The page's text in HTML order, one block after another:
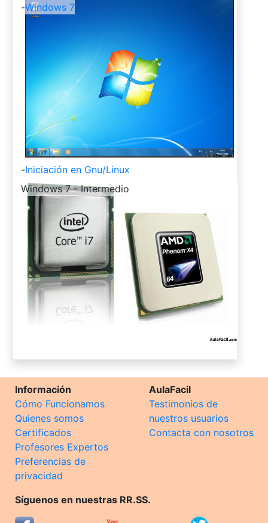
-Windows 7
-Iniciación en Gnu/Linux
-
Windows 7 - Intermedio
Información
Cómo Funcionamos
Quienes somos
Certificados
Profesores Expertos
Preferencias de
privacidad
AulaFacil
Testimonios de
nuestros usuarios
Contacta con nosotros
Síguenos en nuestras RR.SS.